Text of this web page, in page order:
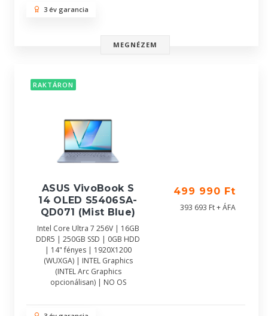
3 év garancia
MEGNÉZEM
RAKTÁRON
ASUS VivoBook S
14 OLED S5406SA-
QD071 (Mist Blue)
Intel Core Ultra 7 256V | 16GB
DDR5 | 250GB SSD | 0GB HDD
| 14" fényes | 1920X1200
(WUXGA) | INTEL Graphics
(INTEL Arc Graphics
opcionálisan) | NO OS
499 990 Ft
393 693 Ft + ÁFA